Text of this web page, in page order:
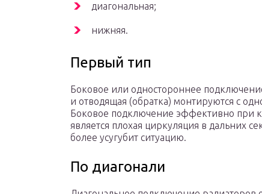
диагональная;
нижняя.
Первый тип
Боковое или одностороннее
и отводящая (обратка) монтируются с
Боковое подключение эффективно при
является плохая циркуляция в дальних
более усугубит ситуацию.
По диагонали